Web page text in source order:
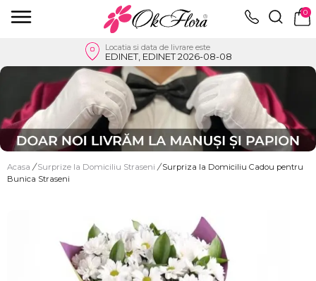
0
Locatia si data de livrare este
EDINET, EDINET 2026-08-08
Acasa / Surprize la Domiciliu Straseni / Surpriza la Domiciliu Cadou pentru
Bunica Straseni